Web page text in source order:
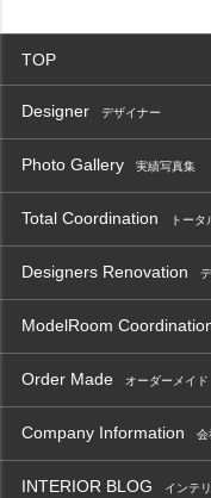
TOP
Designer デザイナー
Photo Gallery 実績写真集
Total Coordination トー
Designers Renovation
ModelRoom
Order Made オーダーメイド
Company Information 会
INTERIOR BLOG インテ